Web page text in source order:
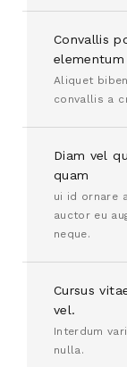
Convallis
elementum
Aliquet
convallis a
Diam vel
quam
ui id ornare
auctor eu
neque.
Cursus
vel.
Interdum
nulla.